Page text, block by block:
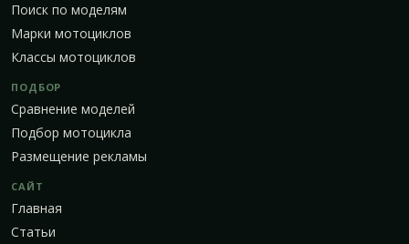
Поиск по моделям
Марки мотоциклов
Классы мотоциклов
ПОДБОР
Сравнение моделей
Подбор мотоцикла
Размещение рекламы
САЙТ
Главная
Статьи